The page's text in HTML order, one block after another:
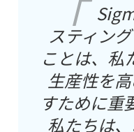
スティン
ことは、私
生産性を
すために重
私たちは